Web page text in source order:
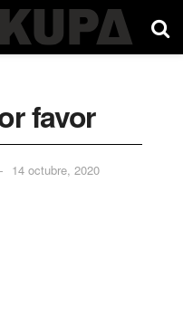
favor
14 octubre, 2020